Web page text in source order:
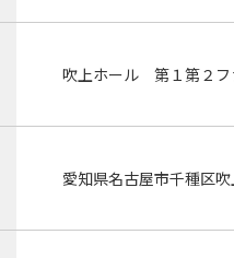
吹上ホール 第１第２フ
愛知県名古屋市千種区